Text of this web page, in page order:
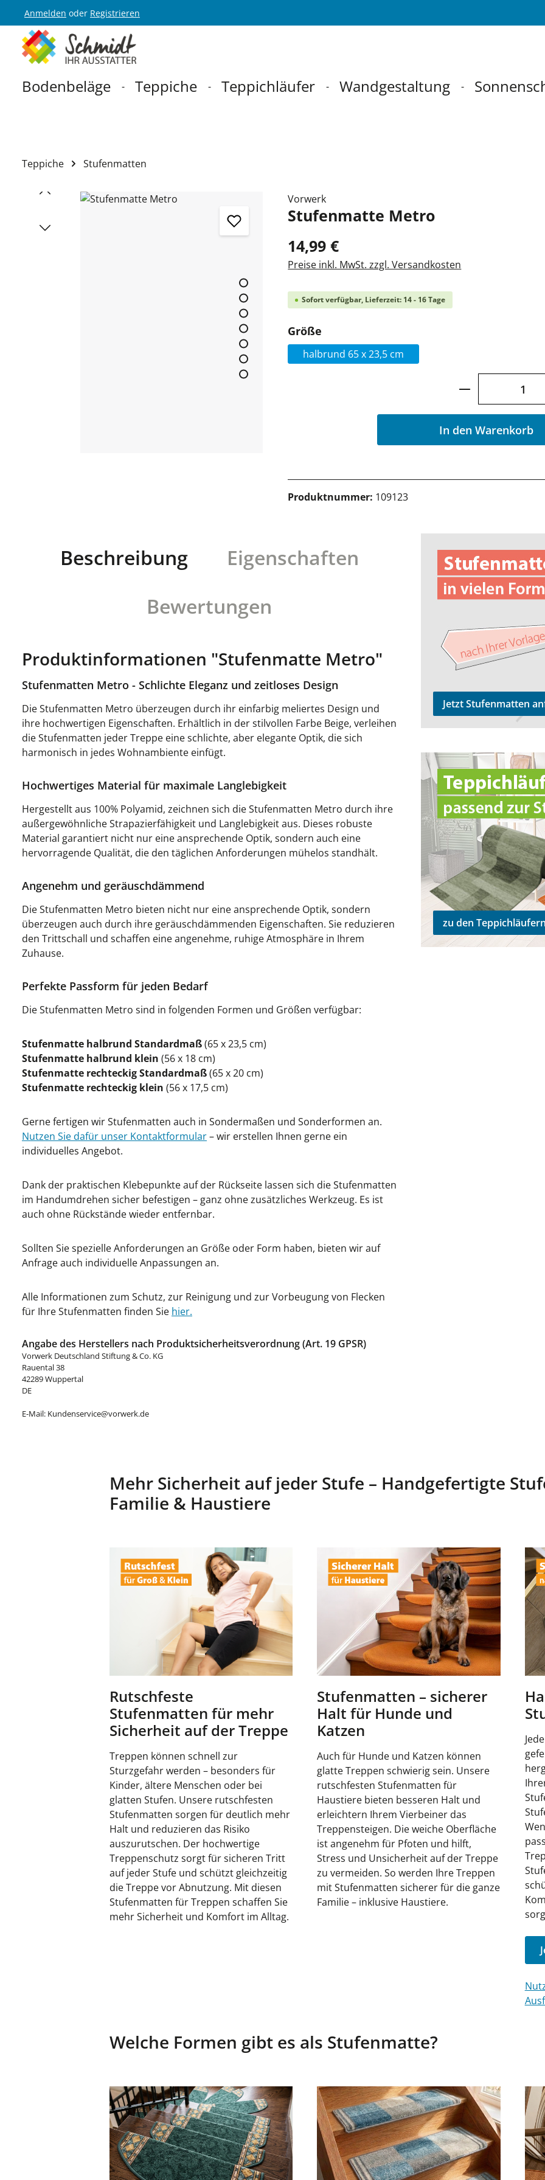
Hauptnavigation springen
Anmelden oder Registrieren
Bodenbeläge Teppiche Teppichläufer Wandgestaltung
Teppiche Stufenmatten
Bildergalerie überspringen Vorwerk
Stufenmatte Metro
14,99 €
Preise inkl. MwSt. zzgl. Versandkosten
Sofort verfügbar, Lieferzeit: 14 - 16 Tage
Größe
halbrund 65 x 23,5 cm
Produkt
In den Warenkorb
Produktnummer: 109123
Beschreibung
Eigenschaften
Bewertungen
Produktinformationen "Stufenmatte Metro"
Stufenmatten Metro - Schlichte Eleganz und zeitloses Design
Die Stufenmatten Metro überzeugen durch ihr einfarbig meliertes Design und
ihre hochwertigen Eigenschaften. Erhältlich in der stilvollen Farbe Beige, verleihen
die Stufenmatten jeder Treppe eine schlichte, aber elegante Optik, die sich
harmonisch in jedes Wohnambiente einfügt.
Hochwertiges Material für maximale Langlebigkeit
Hergestellt aus 100% Polyamid, zeichnen sich die Stufenmatten Metro durch ihre
außergewöhnliche Strapazierfähigkeit und Langlebigkeit aus. Dieses robuste
Material garantiert nicht nur eine ansprechende Optik, sondern auch eine
hervorragende Qualität, die den täglichen Anforderungen mühelos standhält.
Angenehm und geräuschdämmend
Die Stufenmatten Metro bieten nicht nur eine ansprechende Optik, sondern
überzeugen auch durch ihre geräuschdämmenden Eigenschaften. Sie reduzieren
den Trittschall und schaffen eine angenehme, ruhige Atmosphäre in Ihrem
Zuhause.
Perfekte Passform für jeden Bedarf
Die Stufenmatten Metro sind in folgenden Formen und Größen verfügbar:
Stufenmatte halbrund Standardmaß(65 x 23,5 cm)
Stufenmatte halbrund klein (56 x 18 cm)
Stufenmatte rechteckig Standardmaß(65 x 20 cm)
Stufenmatte rechteckig klein (56 x 17,5 cm)
Gerne fertigen wir Stufenmatten auch in Sondermaßen und Sonderformen an.
Nutzen Sie dafür unser Kontaktformular– wir erstellen Ihnen gerne ein
individuelles Angebot.
Dank der praktischen Klebepunkte auf der Rückseite lassen sich die Stufenmatten
im Handumdrehen sicher befestigen – ganz ohne zusätzliches Werkzeug. Es ist
auch ohne Rückstände wieder entfernbar.
Sollten Sie spezielle Anforderungen an Größe oder Form haben, bieten wir auf
Anfrage auch individuelle Anpassungen an.
Alle Informationen zum Schutz, zur Reinigung und zur Vorbeugung von Flecken
für Ihre Stufenmatten finden Sie hier.
Angabe des Herstellers nach Produktsicherheitsverordnung (Art. 19 GPSR)
Vorwerk Deutschland Stiftung & Co. KG
Rauental 38
42289 Wuppertal
DE
E-Mail: Kundenservice@vorwerk.de
Jetzt Stufenmatten
zu den Teppichläufern
zu den
Mehr Sicherheit auf jeder Stufe – Handgefertigte
Familie & Haustiere
Rutschfeste
Stufenmatten für mehr
Sicherheit auf der Treppe
Treppen können schnell zur
Sturzgefahr werden – besonders für
Kinder, ältere Menschen oder bei
glatten Stufen. Unsere rutschfesten
Stufenmatten sorgen für deutlich mehr
Halt und reduzieren das Risiko
auszurutschen. Der hochwertige
Treppenschutz sorgt für sicheren Tritt
auf jeder Stufe und schützt gleichzeitig
die Treppe vor Abnutzung. Mit diesen
Stufenmatten für Treppen schaffen Sie
mehr Sicherheit und Komfort im Alltag.
Stufenmatten – sicherer
Halt für Hunde und
Katzen
Auch für Hunde und Katzen können
glatte Treppen schwierig sein. Unsere
rutschfesten Stufenmatten für
Haustiere bieten besseren Halt und
erleichtern Ihrem Vierbeiner das
Treppensteigen. Die weiche Oberfläche
ist angenehm für Pfoten und hilft,
Stress und Unsicherheit auf der Treppe
zu vermeiden. So werden Ihre Treppen
mit Stufenmatten sicherer für die ganze
Familie – inklusive Haustiere.
Welche Formen gibt es als Stufenmatte?